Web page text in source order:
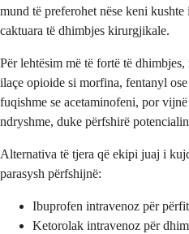
mund të preferohet nëse keni
caktuara të dhimbjes kirurgjikale.
Për lehtësim më të fortë të
ilaçe opioide si morfina, fentanyl
fuqishme se acetaminofeni, por
ndryshme, duke përfshirë
Alternativa të tjera që ekipi juaj i
parasysh përfshijnë:
Ibuprofen intravenoz për
Ketorolak intravenoz për